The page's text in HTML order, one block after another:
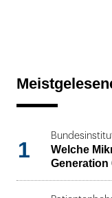
1
Welche
Generation